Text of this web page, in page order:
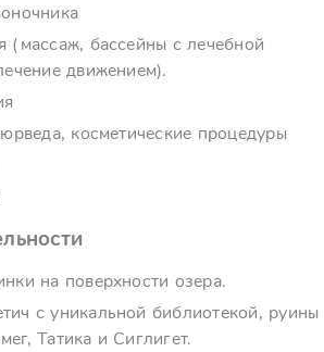
(массаж, бассейны с лечебной
движением).
косметические процедуры
на поверхности озера.
с уникальной библиотекой, руины
Татика и Сиглигет.